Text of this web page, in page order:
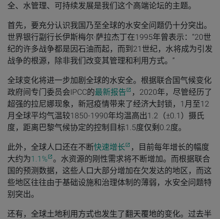
全、水管理、可持续发展是我们这个高端论坛的主题。
首先，要充分认识我国乃至全球的水安全问题仍十分突出。
世界银行副行长伊斯梅尔·萨拉杰丁在1995年曾表示：“20世
纪的许多战争都是因石油而起，而到21世纪，水将成为引发
战争的根源，除非我们改变其管理和利用方式。”
全球变化将进一步加剧全球的水安全。根据联合国气候变化
政府间专门委员会IPCC的最新报告
，2020年，尽管经历了
超强的拉尼娜现象，新冠疫情带来了经济大封锁，1月至12
月全球平均气温较1850-1990年均温高出1.2（±0.1）摄氏
度，距离巴黎气候协定的控制目标1.5度仅剩0.2度。
此外，全球人口还在不断快速增长
，目前每年增长的幅度
大约为1.1%
。水资源的刚性需求将不断增加。而根据联合
国的预测数据，这些人口大部分增加在欠发达的地区，而这
些地区往往由于基础设施和治理体制的薄弱，水安全问题特
别突出。
还有，全球土地利用方式也发生了翻天覆地的变化。过去半